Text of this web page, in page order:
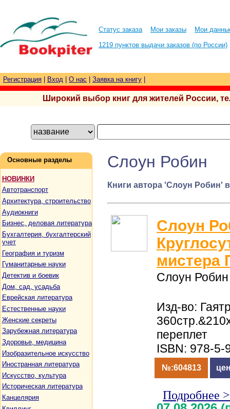
Статус заказа Мои заказы
Мои
1219 пунктов выдачи заказов (по России)
Регистрация Вход О нас Заявка на книгу
Широкий выбор книг для жителей России,
Основные разделы
НОВИНКИ
Автотранспорт
Архитектура, строительство
Аудиокниги
Бизнес, деловая литература
Бухгалтерия, бухгалтерский
учет
География и туризм
Гуманитарные науки
Детектив и боевик
Дом, сад, усадьба
Еврейская литература
Естественные науки
Женские секреты
Зарубежная литература
Здоровье, медицина
Изобразительное искусство
Иностранная литература
Искусство, культура
Историческая литература
Канцелярия
Слоун Робин
Книги автора 'Слоун Робин'
Слоун
мистера
Слоун Робин
Изд-во:
переплет
ISBN: 978-5-
№:604813
Подробнее